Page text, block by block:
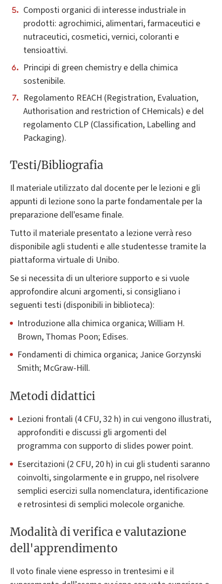
Composti organici di interesse industriale in
prodotti: agrochimici, alimentari, farmaceutici e
nutraceutici, cosmetici, vernici, coloranti e
tensioattivi.
Principi di green chemistry e della chimica
sostenibile.
Regolamento REACH (Registration, Evaluation,
Authorisation and restriction of CHemicals) e del
regolamento CLP (Classification, Labelling and
Packaging).
Testi/Bibliografia
Il materiale utilizzato dal docente per le lezioni e gli
appunti di lezione sono la parte fondamentale per la
preparazione dell'esame finale.
Tutto il materiale presentato a lezione verrà reso
disponibile agli studenti e alle studentesse tramite la
piattaforma virtuale di Unibo.
Se si necessita di un ulteriore supporto e si vuole
approfondire alcuni argomenti, si consigliano i
seguenti testi (disponibili in biblioteca):
Introduzione alla chimica organica; William H.
Brown, Thomas Poon; Edises.
Fondamenti di chimica organica; Janice Gorzynski
Smith; McGraw-Hill.
Metodi didattici
Lezioni frontali (4 CFU, 32 h) in cui vengono illustrati,
approfonditi e discussi gli argomenti del
programma con supporto di slides power point.
Esercitazioni (2 CFU, 20 h) in cui gli studenti saranno
coinvolti, singolarmente e in gruppo, nel risolvere
semplici esercizi sulla nomenclatura, identificazione
e retrosintesi di semplici molecole organiche.
Modalità di verifica e valutazione
dell'apprendimento
Il voto finale viene espresso in trentesimi e il